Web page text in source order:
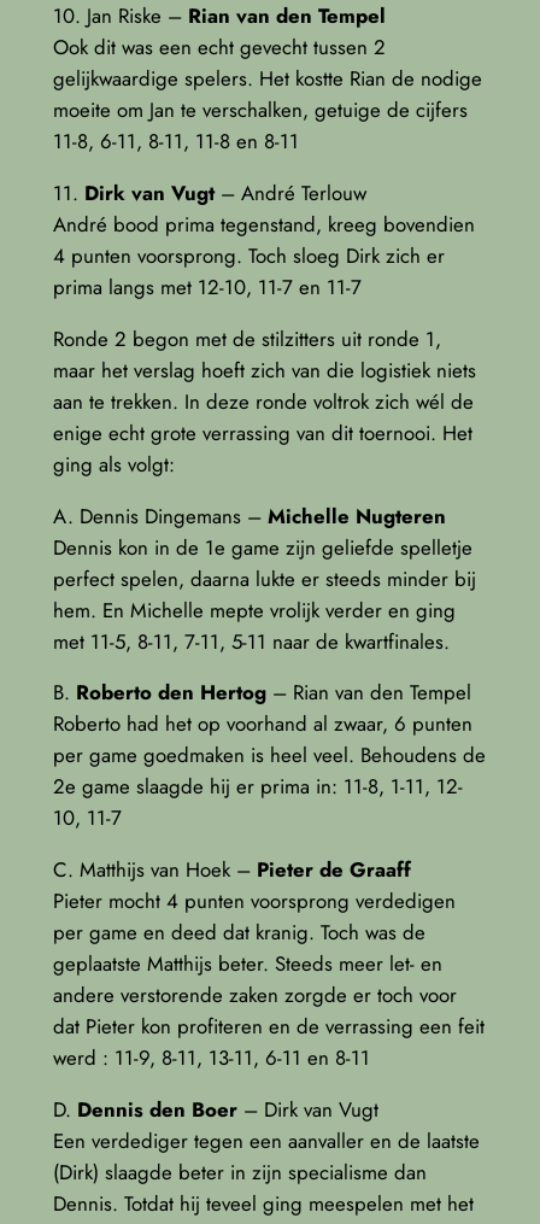
10. Jan Riske – Rian van den Tempel
Ook dit was een echt gevecht tussen 2
gelijkwaardige spelers. Het kostte Rian de nodige
moeite om Jan te verschalken, getuige de cijfers
11-8, 6-11, 8-11, 11-8 en 8-11
11. Dirk van Vugt– André Terlouw
André bood prima tegenstand, kreeg bovendien
4 punten voorsprong. Toch sloeg Dirk zich er
prima langs met 12-10, 11-7 en 11-7
Ronde 2 begon met de stilzitters uit ronde 1,
maar het verslag hoeft zich van die logistiek niets
aan te trekken. In deze ronde voltrok zich wél de
enige echt grote verrassing van dit toernooi. Het
ging als volgt:
A. Dennis Dingemans – Michelle Nugteren
Dennis kon in de 1e game zijn geliefde spelletje
perfect spelen, daarna lukte er steeds minder bij
hem. En Michelle mepte vrolijk verder en ging
met 11-5, 8-11, 7-11, 5-11 naar de kwartfinales.
B. Roberto den Hertog– Rian van den Tempel
Roberto had het op voorhand al zwaar, 6 punten
per game goedmaken is heel veel. Behoudens de
2e game slaagde hij er prima in: 11-8, 1-11, 12-
10, 11-7
C. Matthijs van Hoek – Pieter de Graaff
Pieter mocht 4 punten voorsprong verdedigen
per game en deed dat kranig. Toch was de
geplaatste Matthijs beter. Steeds meer let- en
andere verstorende zaken zorgde er toch voor
dat Pieter kon profiteren en de verrassing een feit
werd : 11-9, 8-11, 13-11, 6-11 en 8-11
D. Dennis den Boer– Dirk van Vugt
Een verdediger tegen een aanvaller en de laatste
(Dirk) slaagde beter in zijn specialisme dan
Dennis. Totdat hij teveel ging meespelen met het